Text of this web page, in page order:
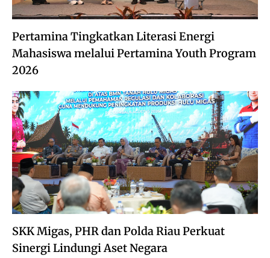
Pertamina Tingkatkan Literasi Energi
Mahasiswa melalui Pertamina Youth Program
2026
SKK Migas, PHR dan Polda Riau Perkuat
Sinergi Lindungi Aset Negara